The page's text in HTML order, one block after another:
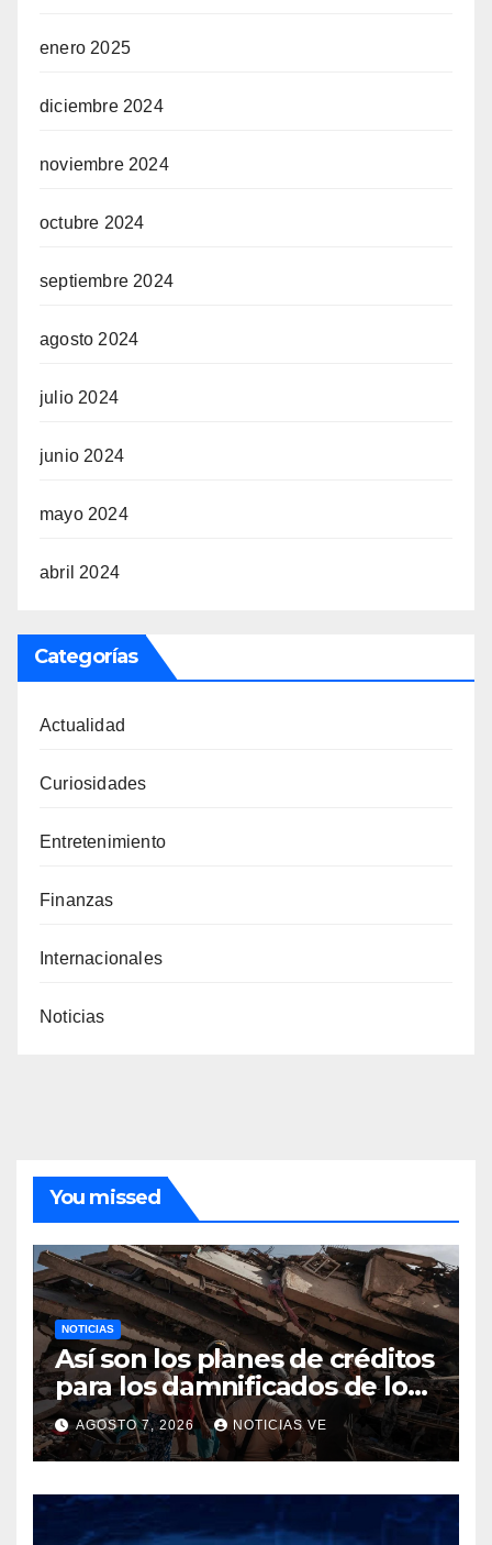
enero 2025
diciembre 2024
noviembre 2024
octubre 2024
septiembre 2024
agosto 2024
julio 2024
junio 2024
mayo 2024
abril 2024
Categorías
Actualidad
Curiosidades
Entretenimiento
Finanzas
Internacionales
Noticias
You missed
NOTICIAS
Así son los planes de créditos
para los damnificados de los
terremotos
AGOSTO 7, 2026 NOTICIAS VE